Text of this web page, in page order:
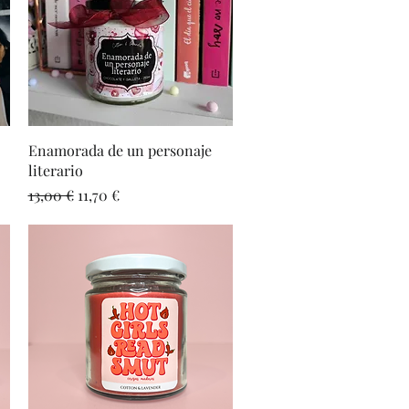
Vista rápida
Enamorada de un personaje
literario
Precio
13,00 € Precio de oferta
11,70 €